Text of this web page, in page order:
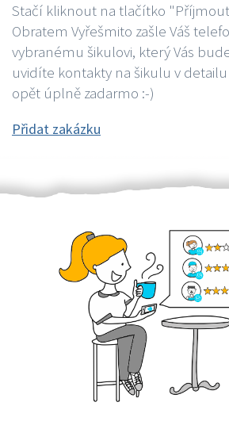
Stačí kliknout na tlačítko
Obratem Vyřešmito zašle Váš
vybranému šikulovi, který Vás
uvidíte kontakty na šikulu v detailu
opět úplně zadarmo :-)
Přidat zakázku